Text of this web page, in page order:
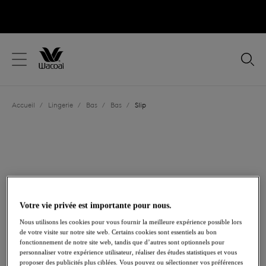
Fermer
Votre pays
Langue
Accueil / Lingerie / Bas / Bas / Slip
Partager
Votre vie privée est importante pour nous.
Nous utilisons les cookies pour vous fournir la meilleure expérience possible lors
de votre visite sur notre site web. Certains cookies sont essentiels au bon
fonctionnement de notre site web, tandis que d’autres sont optionnels pour
personnaliser votre expérience utilisateur, réaliser des études statistiques et vous
proposer des publicités plus ciblées. Vous pouvez ou sélectionner vos préférences